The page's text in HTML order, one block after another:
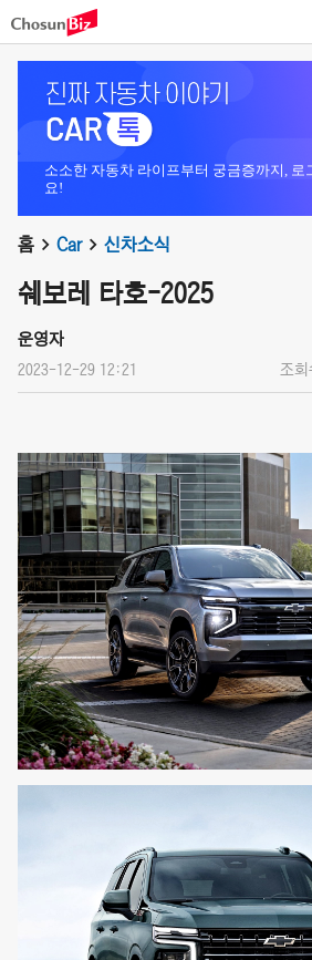
소소한 자동차 라이프부터 궁금증까지, 로
요!
홈 Car 신차소식
쉐보레 타호-2025
운영자
2023-12-29 12:21 조